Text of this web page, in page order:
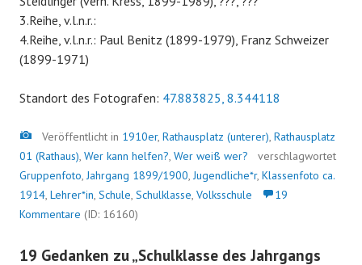
3.Reihe, v.l.n.r.:
4.Reihe, v.l.n.r.: Paul Benitz (1899-1979), Franz Schweizer
(1899-1971)
Standort des Fotografen: 47.883825, 8.344118
Bild
Veröffentlicht in 1910er, Rathausplatz (unterer), Rathausplatz
01 (Rathaus), Wer kann helfen?, Wer weiß wer?
verschlagwortet
Gruppenfoto,Jahrgang 1899/1900,Jugendliche*r, Klassenfoto ca.
1914, Lehrer*in, Schule, Schulklasse, Volksschule
19
Kommentare (ID: 16160)
19 Gedanken zu „Schulklasse des Jahrgangs